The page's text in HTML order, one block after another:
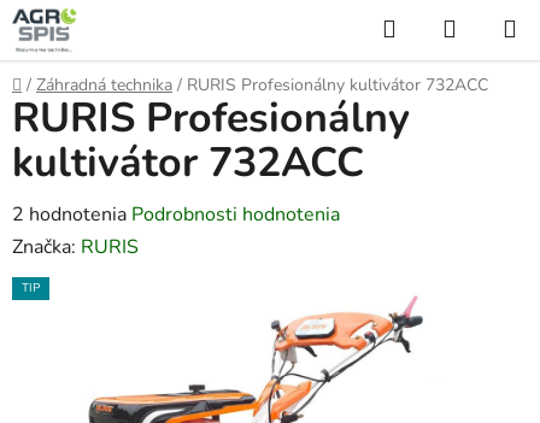
Prejsť
na
obsah
Hľadať
KOŠÍK
Domov
/ Záhradná technika / RURIS Profesionálny kultivátor 732ACC
RURIS Profesionálny
kultivátor 732ACC
Priemerné
hodnotenie
produktu
2 hodnotenia Podrobnosti hodnotenia
Značka: RURIS
TIP